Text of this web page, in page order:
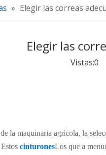
» Elegir las correas
Elegir las
Vistas:0
la maquinaria agrícola, la
cinturonesLos que a